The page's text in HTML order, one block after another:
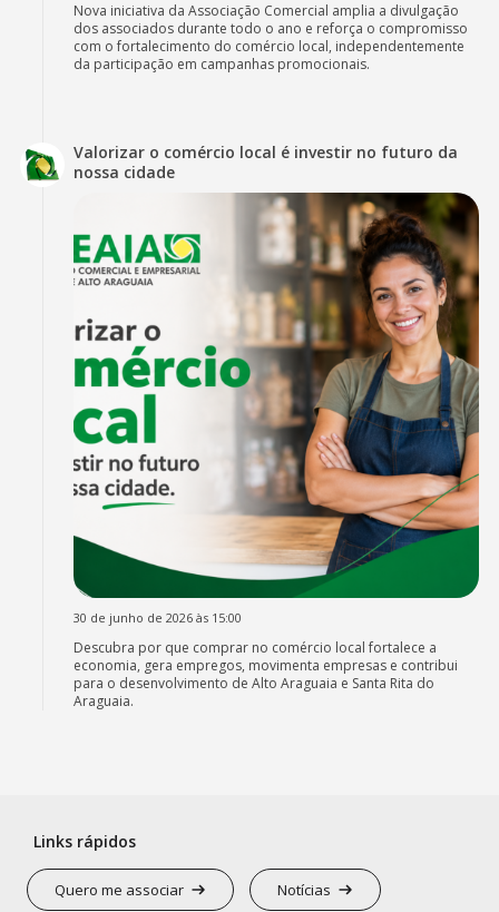
Nova iniciativa da Associação Comercial amplia a divulgação
dos associados durante todo o ano e reforça o compromisso
com o fortalecimento do comércio local, independentemente
da participação em campanhas promocionais.
Valorizar o comércio local é investir no futuro da
nossa cidade
30 de junho de 2026 às 15:00
Descubra por que comprar no comércio local fortalece a
economia, gera empregos, movimenta empresas e contribui
para o desenvolvimento de Alto Araguaia e Santa Rita do
Araguaia.
Links rápidos
Quero me associar Notícias